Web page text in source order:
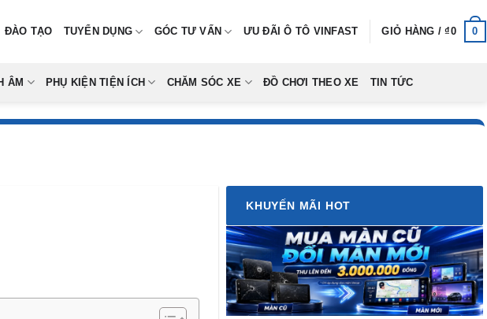
ĐÀO TẠO TUYỂN DỤNG GÓC TƯ VẤN ƯU ĐÃI Ô TÔ VINFAST GIỎ HÀNG /₫0 0
ÂM PHỤ KIỆN TIỆN ÍCH CHĂM SÓC XE ĐỒ CHƠI THEO XE TIN TỨC
KHUYẾN MÃI HOT